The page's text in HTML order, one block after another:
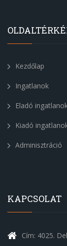
Kezdőlap
Ingatlanok
Eladó
Kiadó
Adminisztráció
KAPCSOLAT
Cím: 4025.